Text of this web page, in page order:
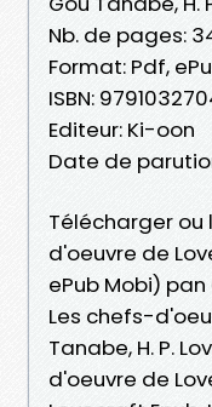
Nb. de pages:
Format: Pdf,
ISBN:
Editeur: Ki-oon
Date de
Télécharger ou
d'oeuvre de
ePub Mobi) pan
Les chefs-
Tanabe, H. P.
d'oeuvre de